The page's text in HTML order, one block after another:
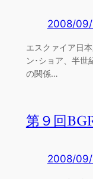
2008/
エスクァイア日
ン･ショア、半世
の関係…
第９回
2008/